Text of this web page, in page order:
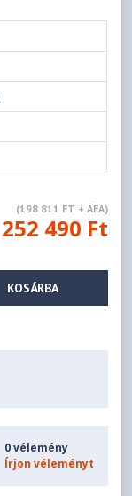
(198 811 FT + ÁFA)
252 490 Ft
KOSÁRBA
0 vélemény
Írjon véleményt